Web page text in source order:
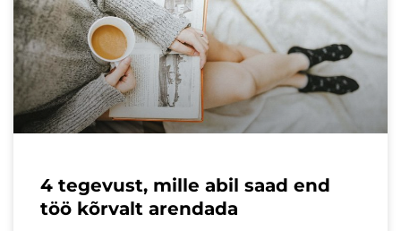
4 tegevust, mille abil saad end
töö kõrvalt arendada